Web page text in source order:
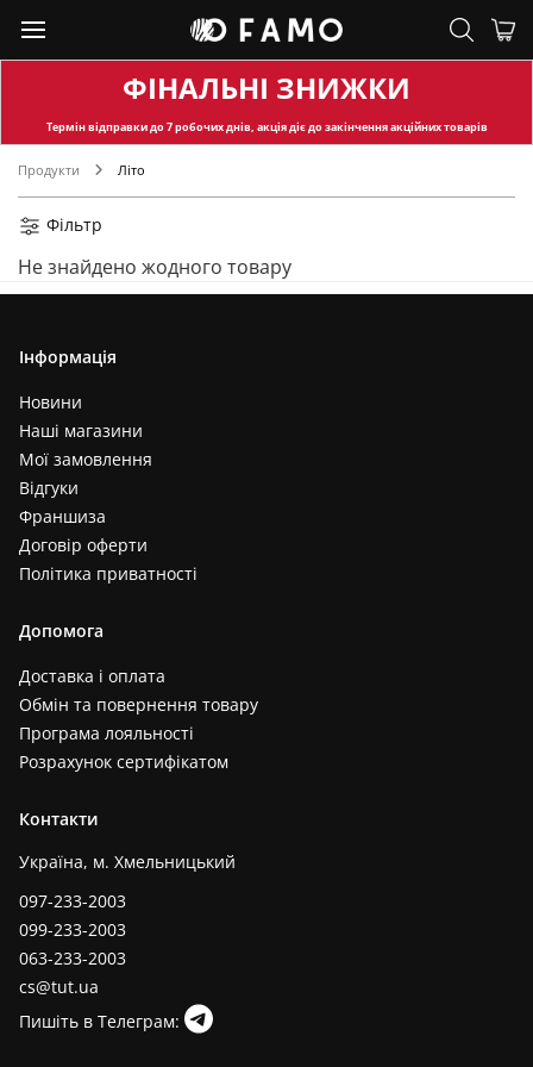
ФІНАЛЬНІ ЗНИЖКИ
Термін відправкидо 7 робочих днів, акція діє до закінчення акційних товарів
Продукти Літо
Фільтр
Не знайдено жодного товару
Інформація
Новини
Наші магазини
Мої замовлення
Відгуки
Франшиза
Договір оферти
Політика приватності
Допомога
Доставка і оплата
Обмін та повернення товару
Програма лояльності
Розрахунок сертифікатом
Контакти
Україна, м. Хмельницький
097-233-2003
099-233-2003
063-233-2003
cs@tut.ua
Пишіть в Телеграм: